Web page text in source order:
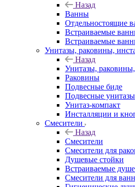
Назад
Ванны
Отдельностоящие
Встраиваемые
Встраиваемые
Унитазы, раковины,
Назад
Унитазы,
Раковины
Подвесные биде
Подвесные унитазы
Унитаз-компакт
Инсталляции и
Смесители
Назад
Смесители
Смесители для
Душевые стойки
Встраиваемые
Смесители для